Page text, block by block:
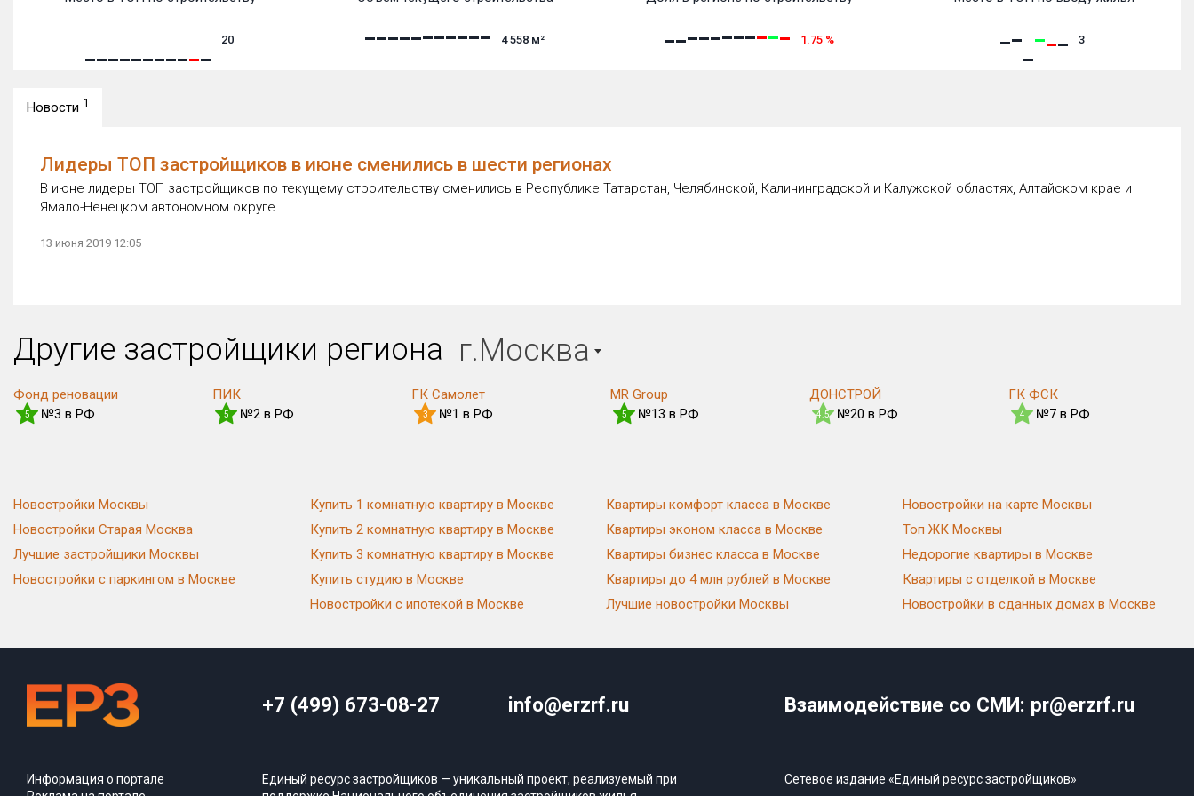
20 4 558 м² 1.75 % 3
Новости 1
Лидеры ТОП застройщиков в июне сменились в шести регионах
В июне лидеры ТОП застройщиков по текущему строительству сменились в Республике Татарстан, Челябинской, Калининградской и Калужской областях, Алтайском крае и
Ямало-Ненецком автономном округе.
13 июня 2019 12:05
Другие застройщики региона г.Москва
Фонд реновации
5 №3 в РФ
ПИК
5 №2 в РФ
ГК Самолет
3 №1 в РФ
MR Group
5 №13 в РФ
ДОНСТРОЙ
4.5 №20 в РФ
ГК ФСК
4 №7 в РФ
Новостройки Москвы
Новостройки Старая Москва
Лучшие застройщики Москвы
Новостройки с паркингом в Москве
Купить 1 комнатную квартиру в Москве
Купить 2 комнатную квартиру в Москве
Купить 3 комнатную квартиру в Москве
Купить студию в Москве
Новостройки с ипотекой в Москве
Квартиры комфорт класса в Москве
Квартиры эконом класса в Москве
Квартиры бизнес класса в Москве
Квартиры до 4 млн рублей в Москве
Лучшие новостройки Москвы
Новостройки на карте Москвы
Топ ЖК Москвы
Недорогие квартиры в Москве
Квартиры с отделкой в Москве
Новостройки в сданных домах в Москве
+7 (499) 673-08-27 info@erzrf.ru Взаимодействие со СМИ: pr@erzrf.ru
Информация о портале
Единый ресурс застройщиков — уникальный проект, реализуемый при
Сетевое издание «Единый ресурс застройщиков»